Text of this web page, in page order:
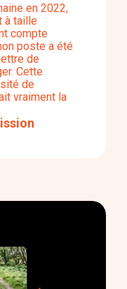
en 2022,
à taille
compte
poste a été
de
Cette
de
vraiment la